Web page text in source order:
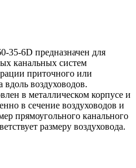
35-6D предназначен для
канальных систем
приточного или
воздуховодов.
в металлическом корпусе и
в сечение воздуховодов и
прямоугольного канального
размеру воздуховода.